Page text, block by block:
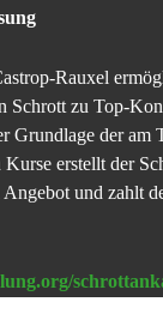
Rauxel
Schrott zu Top-
Grundlage der am
erstellt der
und zahlt